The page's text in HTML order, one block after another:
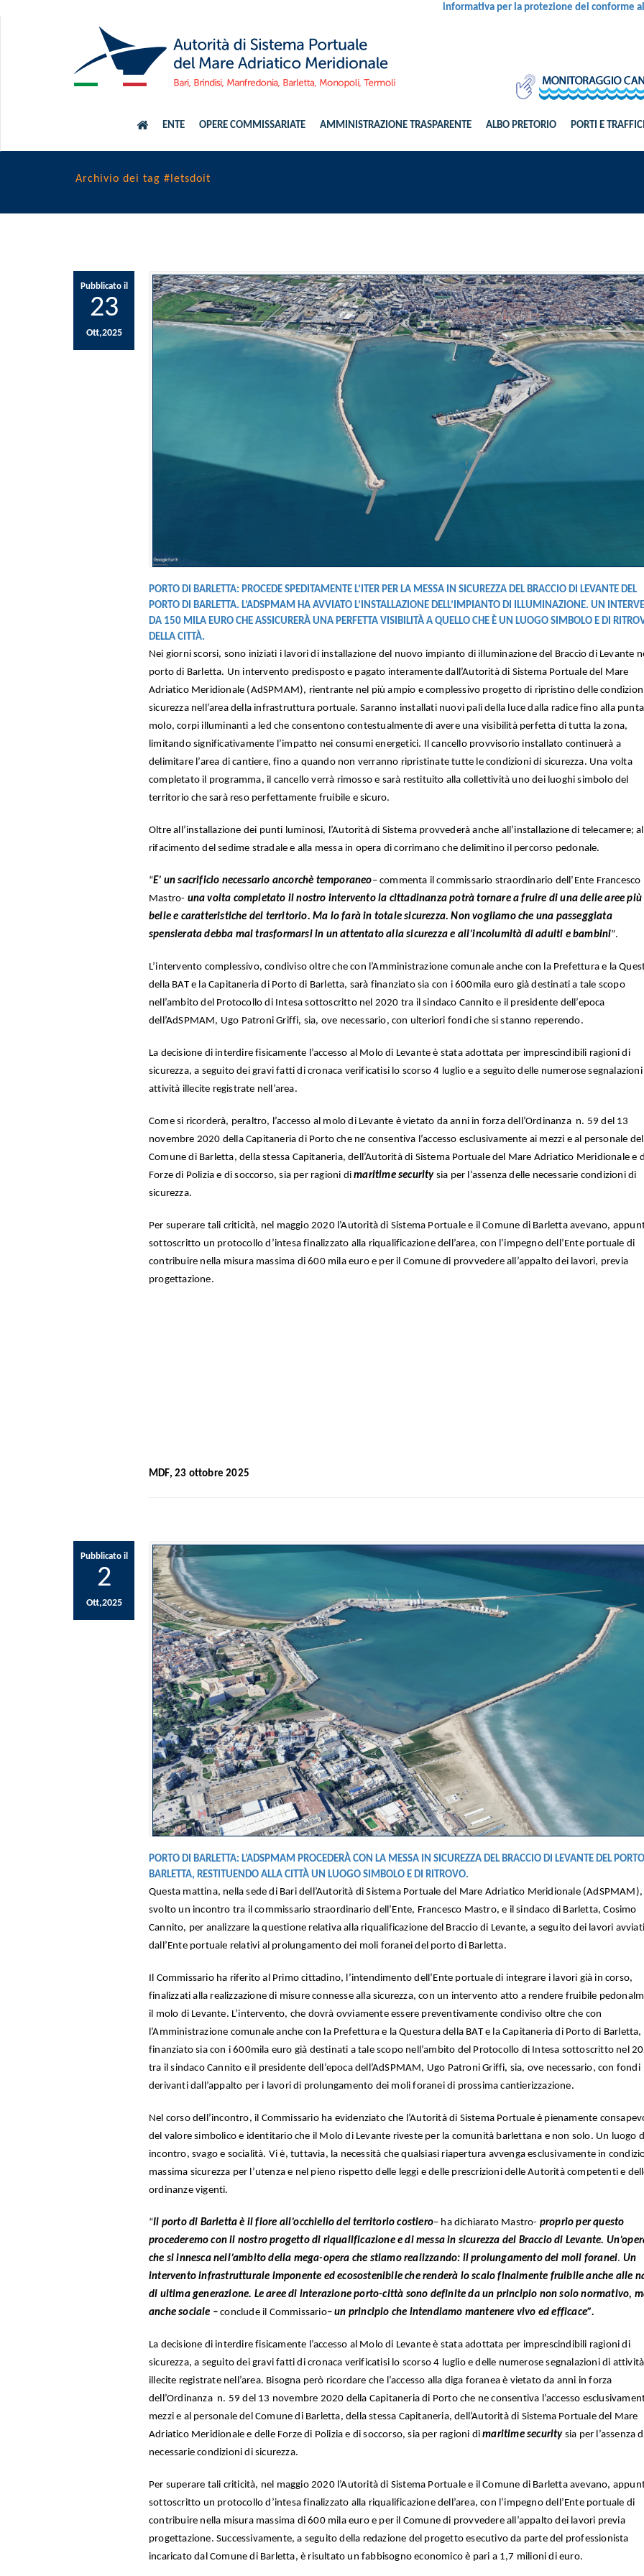
informativa per la protezione dei conforme al
ENTE OPERE COMMISSARIATE AMMINISTRAZIONE TRASPARENTE ALBO PRETORIO PORTI E TRAFFICI
Archivio dei tag #letsdoit
Pubblicato il
23
Ott,2025
PORTO DI BARLETTA: PROCEDE SPEDITAMENTE L’ITER PER LA MESSA IN SICUREZZA DEL BRACCIO DI LEVANTE DEL
PORTO DI BARLETTA. L’ADSPMAM HA AVVIATO L’INSTALLAZIONE DELL’IMPIANTO DI ILLUMINAZIONE. UN
DA 150 MILA EURO CHE ASSICURERÀ UNA PERFETTA VISIBILITÀ A QUELLO CHE È UN LUOGO SIMBOLO E DI
DELLA CITTÀ.
Nei giorni scorsi, sono iniziati i lavori di installazione del nuovo impianto di illuminazione del Braccio di Levante
porto di Barletta. Un intervento predisposto e pagato interamente dall’Autorità di Sistema Portuale del Mare
Adriatico Meridionale (AdSPMAM), rientrante nel più ampio e complessivo progetto di ripristino delle
sicurezza nell’area della infrastruttura portuale. Saranno installati nuovi pali della luce dalla radice fino alla punta
molo, corpi illuminanti a led che consentono contestualmente di avere una visibilità perfetta di tutta la zona,
limitando significativamente l’impatto nei consumi energetici. Il cancello provvisorio installato continuerà a
delimitare l’area di cantiere, fino a quando non verranno ripristinate tutte le condizioni di sicurezza. Una volta
completato il programma, il cancello verrà rimosso e sarà restituito alla collettività uno dei luoghi simbolo del
territorio che sarà reso perfettamente fruibile e sicuro.
Oltre all’installazione dei punti luminosi, l’Autorità di Sistema provvederà anche all’installazione di telecamere; al
rifacimento del sedime stradale e alla messa in opera di corrimano che delimitino il percorso pedonale.
“E’ un sacrificio necessario ancorchè temporaneo– commenta il commissario straordinario dell’Ente Francesco
Mastro- una volta completato il nostro intervento la cittadinanza potrà tornare a fruire di una delle aree più
belle e caratteristiche del territorio. Ma lo farà in totale sicurezza. Non vogliamo che una passeggiata
spensierata debba mai trasformarsi in un attentato alla sicurezza e all’incolumità di adulti e bambini”.
L’intervento complessivo, condiviso oltre che con l’Amministrazione comunale anche con la Prefettura e la
della BAT e la Capitaneria di Porto di Barletta, sarà finanziato sia con i 600mila euro già destinati a tale scopo
nell’ambito del Protocollo di Intesa sottoscritto nel 2020 tra il sindaco Cannito e il presidente dell’epoca
dell’AdSPMAM, Ugo Patroni Griffi, sia, ove necessario, con ulteriori fondi che si stanno reperendo.
La decisione di interdire fisicamente l’accesso al Molo di Levante è stata adottata per imprescindibili ragioni di
sicurezza, a seguito dei gravi fatti di cronaca verificatisi lo scorso 4 luglio e a seguito delle numerose segnalazioni
attività illecite registrate nell’area.
Come si ricorderà, peraltro, l’accesso al molo di Levante è vietato da anni in forza dell’Ordinanza n. 59 del 13
novembre 2020 della Capitaneria di Porto che ne consentiva l’accesso esclusivamente ai mezzi e al personale del
Comune di Barletta, della stessa Capitaneria, dell’Autorità di Sistema Portuale del Mare Adriatico Meridionale e
Forze di Polizia e di soccorso, sia per ragioni dimaritime securitysia per l’assenza delle necessarie condizioni di
sicurezza.
Per superare tali criticità, nel maggio 2020 l’Autorità di Sistema Portuale e il Comune di Barletta avevano,
sottoscritto un protocollo d’intesa finalizzato alla riqualificazione dell’area, con l’impegno dell’Ente portuale di
contribuire nella misura massima di 600 mila euro e per il Comune di provvedere all’appalto dei lavori, previa
progettazione.
MDF, 23 ottobre 2025
Pubblicato il
2
Ott,2025
PORTO DI BARLETTA: L’ADSPMAM PROCEDERÀ CON LA MESSA IN SICUREZZA DEL BRACCIO DI LEVANTE DEL
BARLETTA, RESTITUENDO ALLA CITTÀ UN LUOGO SIMBOLO E DI RITROVO.
Questa mattina, nella sede di Bari dell’Autorità di Sistema Portuale del Mare Adriatico Meridionale (AdSPMAM),
svolto un incontro tra il commissario straordinario dell’Ente, Francesco Mastro, e il sindaco di Barletta, Cosimo
Cannito, per analizzare la questione relativa alla riqualificazione del Braccio di Levante, a seguito dei lavori avviati
dall’Ente portuale relativi al prolungamento dei moli foranei del porto di Barletta.
Il Commissario ha riferito al Primo cittadino, l’intendimento dell’Ente portuale di integrare i lavori già in corso,
finalizzati alla realizzazione di misure connesse alla sicurezza, con un intervento atto a rendere fruibile
il molo di Levante. L’intervento, che dovrà ovviamente essere preventivamente condiviso oltre che con
l’Amministrazione comunale anche con la Prefettura e la Questura della BAT e la Capitaneria di Porto di Barletta,
finanziato sia con i 600mila euro già destinati a tale scopo nell’ambito del Protocollo di Intesa sottoscritto nel
tra il sindaco Cannito e il presidente dell’epoca dell’AdSPMAM, Ugo Patroni Griffi, sia, ove necessario, con fondi
derivanti dall’appalto per i lavori di prolungamento dei moli foranei di prossima cantierizzazione.
Nel corso dell’incontro, il Commissario ha evidenziato che l’Autorità di Sistema Portuale è pienamente
del valore simbolico e identitario che il Molo di Levante riveste per la comunità barlettana e non solo. Un luogo
incontro, svago e socialità. Vi è, tuttavia, la necessità che qualsiasi riapertura avvenga esclusivamente in
massima sicurezza per l’utenza e nel pieno rispetto delle leggi e delle prescrizioni delle Autorità competenti e
ordinanze vigenti.
“Il porto di Barletta è il fiore all’occhiello del territorio costiero– ha dichiarato Mastro- proprio per questo
procederemo con il nostro progetto di riqualificazione e di messa in sicurezza del Braccio di Levante.
che si innesca nell’ambito della mega-opera che stiamo realizzando: il prolungamento dei moli foranei. Un
intervento infrastrutturale imponente ed ecosostenibile che renderà lo scalo finalmente fruibile anche alle
di ultima generazione. Le aree di interazione porto-città sono definite da un principio non solo normativo,
anche sociale –conclude il Commissario– un principio che intendiamo mantenere vivo ed efficace”.
La decisione di interdire fisicamente l’accesso al Molo di Levante è stata adottata per imprescindibili ragioni di
sicurezza, a seguito dei gravi fatti di cronaca verificatisi lo scorso 4 luglio e delle numerose segnalazioni di attività
illecite registrate nell’area. Bisogna però ricordare che l’accesso alla diga foranea è vietato da anni in forza
dell’Ordinanza n. 59 del 13 novembre 2020 della Capitaneria di Porto che ne consentiva l’accesso
mezzi e al personale del Comune di Barletta, della stessa Capitaneria, dell’Autorità di Sistema Portuale del Mare
Adriatico Meridionale e delle Forze di Polizia e di soccorso, sia per ragioni dimaritime securitysia per l’assenza
necessarie condizioni di sicurezza.
Per superare tali criticità, nel maggio 2020 l’Autorità di Sistema Portuale e il Comune di Barletta avevano,
sottoscritto un protocollo d’intesa finalizzato alla riqualificazione dell’area, con l’impegno dell’Ente portuale di
contribuire nella misura massima di 600 mila euro e per il Comune di provvedere all’appalto dei lavori previa
progettazione. Successivamente, a seguito della redazione del progetto esecutivo da parte del professionista
incaricato dal Comune di Barletta, è risultato un fabbisogno economico è pari a 1,7 milioni di euro.